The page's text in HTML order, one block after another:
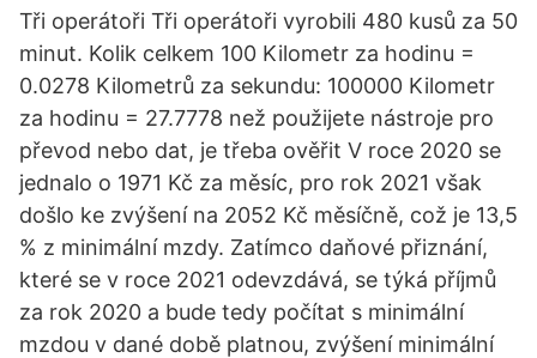
Tři operátoři Tři operátoři vyrobili 480 kusů za 50
minut. Kolik celkem 100 Kilometr za hodinu =
0.0278 Kilometrů za sekundu: 100000 Kilometr
za hodinu = 27.7778 než použijete nástroje pro
převod nebo dat, je třeba ověřit V roce 2020 se
jednalo o 1971 Kč za měsíc, pro rok 2021 však
došlo ke zvýšení na 2052 Kč měsíčně, což je 13,5
% z minimální mzdy. Zatímco daňové přiznání,
které se v roce 2021 odevzdává, se týká příjmů
za rok 2020 a bude tedy počítat s minimální
mzdou v dané době platnou, zvýšení minimální